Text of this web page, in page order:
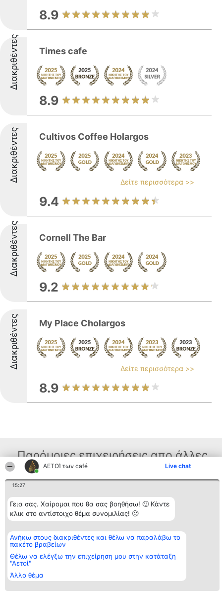
ΑΕΤΟΊ των café Live chat
15:27
Γεια σας. Χαίρομαι που θα σας βοηθήσω! 🙂 Κάντε
κλικ στο αντίστοιχο θέμα συνομιλίας! 🙂
Ανήκω στους διακριθέντες και θέλω να παραλάβω το
πακέτο βραβείων
Θέλω να ελέγξω την επιχείρηση μου στην κατάταξη
"Αετοί"
Άλλο θέμα
8.9
Διακριθέντες Times cafe
8.9
Διακριθέντες Cultivos Coffee Holargos
Δείτε περισσότερα >>
9.4
Διακριθέντες Cornell The Bar
9.2
Διακριθέντες My Place Cholargos
Δείτε περισσότερα >>
8.9
Παρόμοιες επιχειρήσεις απο άλλες
περιοχές
Διοργανωτής της
κατάταξης
BEAUTIFUL COMPANY
ΤΗΛ. ΕΠΙΚΟΙΝΩΝΙΑΣ:
2104128019
email:
aetoi@beautifulcompany.co
Κατάταξη
Διακριθέντες
Λίστα όλων
διακριθέντων
Μεθοδολογία
προϋποθέσεις
Επικοινωνία